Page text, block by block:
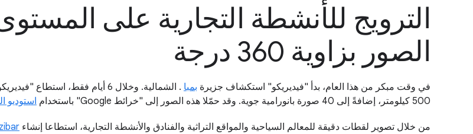
الترويج للأنشطة التجارية على
الصور بزاوية 360 درجة
في وقت مبكر من هذا العام، بدأ "فيديريكو" استكشاف جزيرة بمبا
. الشمالية. وخلال 6 أيام فقط،
500 كيلومتر، إضافةً إلى 40 صورة بانورامية جوية. وقد حمّلا هذه الصور إلى "خرائط Google" باستخدام
استوديو
من خلال تصوير لقطات دقيقة للمعالم السياحية والمواقع التراثية والفنادق والأنشطة التجارية، استطاعا إنشاء